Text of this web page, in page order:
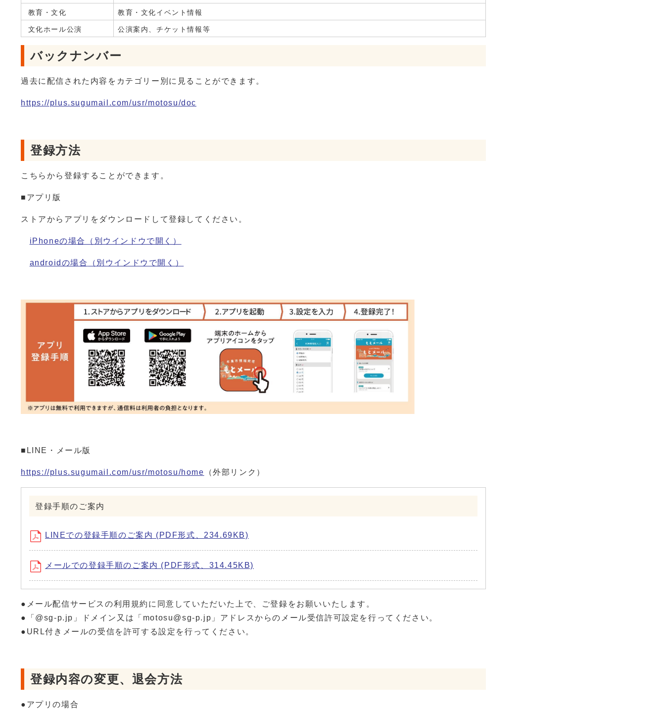
教育・文化 教育・文化イベント情報
文化ホール公演 公演案内、チケット情報等
バックナンバー
過去に配信された内容をカテゴリー別に見ることができます。
https://plus.sugumail.com/usr/motosu/doc
登録方法
こちらから登録することができます。
■アプリ版
ストアからアプリをダウンロードして登録してください。
iPhoneの場合 （別ウインドウで開く）
androidの場合 （別ウインドウで開く）
■LINE・メール版
https://plus.sugumail.com/usr/motosu/home （外部リンク）
登録手順のご案内
LINEでの登録手順のご案内 (PDF形式、234.69KB)
メールでの登録手順のご案内 (PDF形式、314.45KB)
●メール配信サービスの利⽤規約に同意していただいた上で、ご登録をお願いいたします。
●「@sg-p.jp」ドメイン⼜は「motosu@sg-p.jp」アドレスからのメール受信許可設定を⾏ってください。
●URL付きメールの受信を許可する設定を⾏ってください。
登録内容の変更、退会方法
●アプリの場合